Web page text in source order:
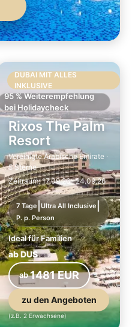
DUBAI MIT ALLES
INKLUSIVE
95 % Weiterempfehlung
bei Holidaycheck
Rixos The Palm
Resort
Vereinigte Arabische Emirate ·
5 Sterne
Zeitraum: 17.09.26 · 24.09.26
7 Tage|Ultra All Inclusive
P. p. Person
Ideal für Familien
ab DUS
ab1481 EUR
zu den Angeboten
(z.B. 2 Erwachsene)